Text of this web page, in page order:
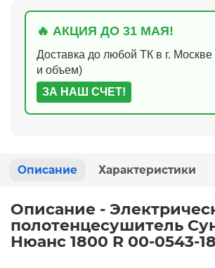
🔥 АКЦИЯ ДО 31 МАЯ!
Доставка до любой ТК в г.
и объем)
ЗА НАШ СЧЕТ!
Описание Характеристики
Описание -
полотенцесушитель
Нюанс 1800 R 00-0543-